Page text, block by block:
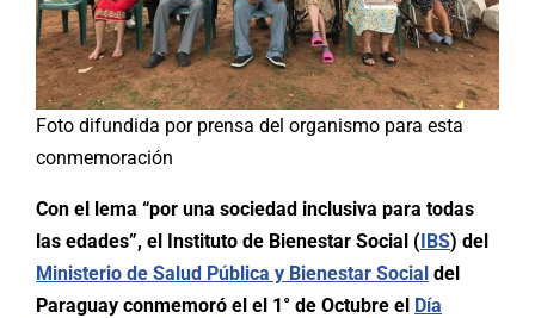
Foto difundida por prensa del organismo para esta
conmemoración
Con el lema “por una sociedad inclusiva para todas
las edades”, el Instituto de Bienestar Social (IBS) del
Ministerio de Salud Pública y Bienestar Social del
Paraguay conmemoró el el 1° de Octubre el Día